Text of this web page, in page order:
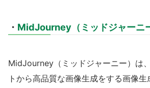
・ MidJourney（ミッドジャーニ
MidJourney（ミッドジャーニー）は
トから高品質な画像生成をする画像生